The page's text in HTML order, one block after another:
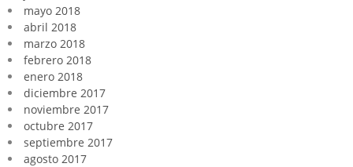
mayo 2018
abril 2018
marzo 2018
febrero 2018
enero 2018
diciembre 2017
noviembre 2017
octubre 2017
septiembre 2017
agosto 2017